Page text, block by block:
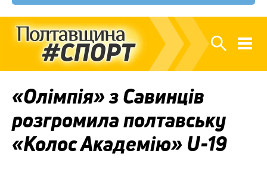
«Олімпія» з Савинців
розгромила полтавську
«Колос Академію» U-19